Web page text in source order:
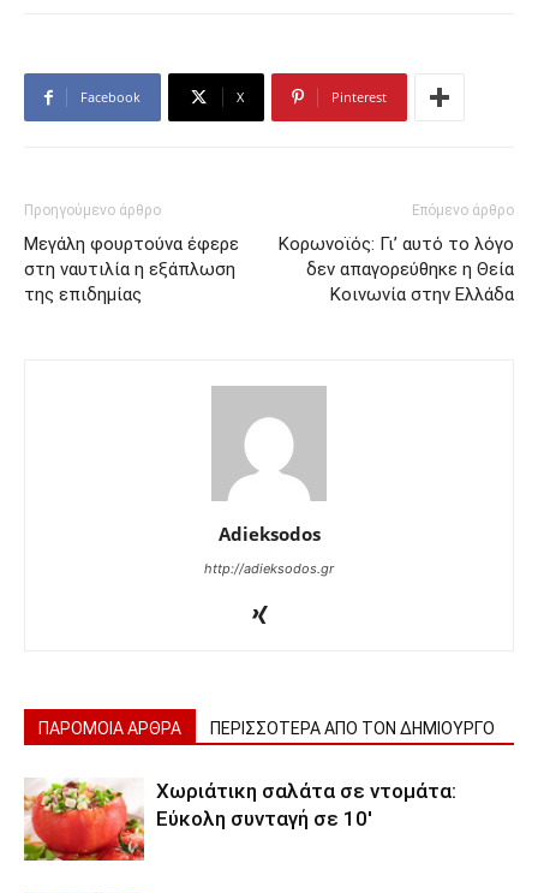
Facebook X Pinterest
Προηγούμενο άρθρο
Μεγάλη φουρτούνα έφερε
στη ναυτιλία η εξάπλωση
της επιδημίας
Επόμενο άρθρο
Κορωνοϊός: Γι’ αυτό το λόγο
δεν απαγορεύθηκε η Θεία
Κοινωνία στην Ελλάδα
Adieksodos
http://adieksodos.gr
ΠΑΡΟΜΟΙΑ ΑΡΘΡΑ ΠΕΡΙΣΣΟΤΕΡΑ ΑΠΟ ΤΟΝ ΔΗΜΙΟΥΡΓΟ
Χωριάτικη σαλάτα σε ντομάτα:
Εύκολη συνταγή σε 10′